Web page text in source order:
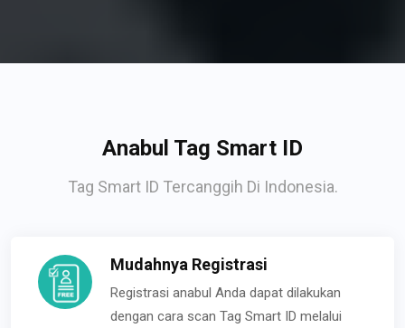
Anabul Tag Smart ID
Tag Smart ID Tercanggih Di Indonesia.
Mudahnya Registrasi
Registrasi anabul Anda dapat dilakukan
dengan cara scan Tag Smart ID melalui